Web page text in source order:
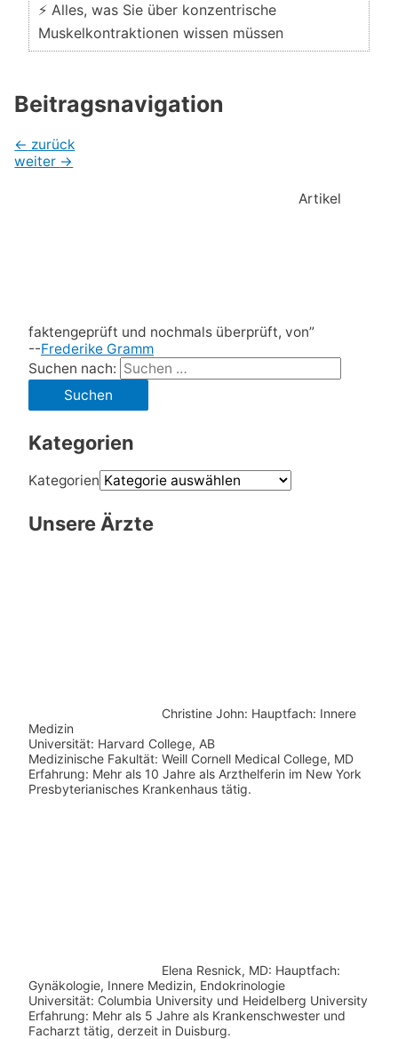
⚡ Alles, was Sie über konzentrische
Muskelkontraktionen wissen müssen
Beitragsnavigation
← zurück
weiter →
Artikel
faktengeprüft und nochmals überprüft, von”
--Frederike Gramm
Suchen nach:
Kategorien
Kategorien
Unsere Ärzte
Christine John: Hauptfach: Innere
Medizin
Universität: Harvard College, AB
Medizinische Fakultät: Weill Cornell Medical College, MD
Erfahrung: Mehr als 10 Jahre als Arzthelferin im New York
Presbyterianisches Krankenhaus tätig.
Elena Resnick, MD: Hauptfach:
Gynäkologie, Innere Medizin, Endokrinologie
Universität: Columbia University und Heidelberg University
Erfahrung: Mehr als 5 Jahre als Krankenschwester und
Facharzt tätig, derzeit in Duisburg.